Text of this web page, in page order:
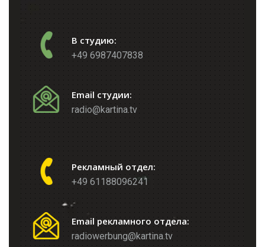
В студию:
+49 6987407838
Email студии:
radio@kartina.tv
Рекламный отдел:
+49 61188096241
Email рекламного отдела:
radiowerbung@kartina.tv